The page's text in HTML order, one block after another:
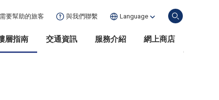
層指南 交通資訊 服務介紹 網上商店
要幫助的旅客 與我們聯繫 Language